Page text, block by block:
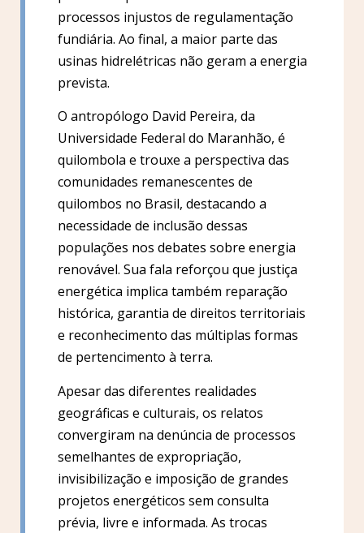
processos injustos de regulamentação
fundiária. Ao final, a maior parte das
usinas hidrelétricas não geram a energia
prevista.
O antropólogo David Pereira, da
Universidade Federal do Maranhão, é
quilombola e trouxe a perspectiva das
comunidades remanescentes de
quilombos no Brasil, destacando a
necessidade de inclusão dessas
populações nos debates sobre energia
renovável. Sua fala reforçou que justiça
energética implica também reparação
histórica, garantia de direitos territoriais
e reconhecimento das múltiplas formas
de pertencimento à terra.
Apesar das diferentes realidades
geográficas e culturais, os relatos
convergiram na denúncia de processos
semelhantes de expropriação,
invisibilização e imposição de grandes
projetos energéticos sem consulta
prévia, livre e informada. As trocas